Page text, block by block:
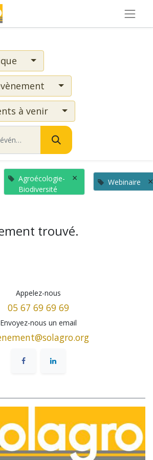
à venir
Agroécologie-
Biodiversité
× Webinaire ×
trouvé.
Appelez-nous
05 67 69 69 69
Envoyez-nous un email